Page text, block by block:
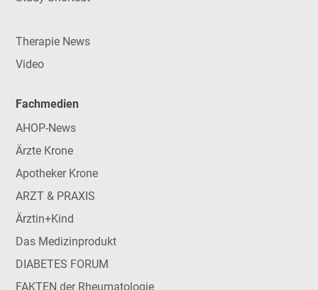
Therapie News
Video
Fachmedien
AHOP-News
Ärzte Krone
Apotheker Krone
ARZT & PRAXIS
Ärztin+Kind
Das Medizinprodukt
DIABETES FORUM
FAKTEN der Rheumatologie